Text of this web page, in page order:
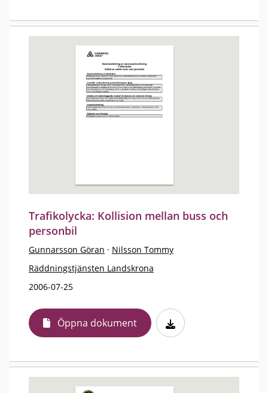
Trafikolycka: Kollision mellan buss och
personbil
Gunnarsson Göran · Nilsson Tommy
Räddningstjänsten Landskrona
2006-07-25
Öppna dokument